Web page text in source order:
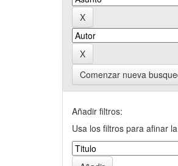
Comenzar nueva
Añadir filtros:
Usa los filtros para afinar